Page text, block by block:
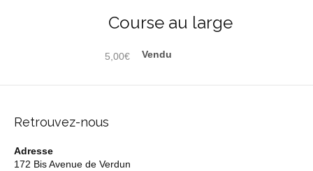
Course au large
5,00€
Retrouvez-nous
Adresse
172 Bis Avenue de Verdun